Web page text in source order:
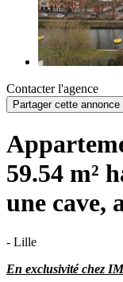
Contacter l'agence
Partager cette annonce
59.54 m²
une cave,
- Lille
En exclusivité chez